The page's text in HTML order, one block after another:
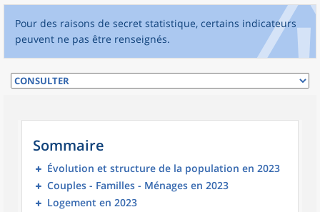
Pour des raisons de secret statistique, certains indicateurs
peuvent ne pas être renseignés.
Sommaire
Évolution et structure de la population en 2023
Couples - Familles - Ménages en 2023
Logement en 2023